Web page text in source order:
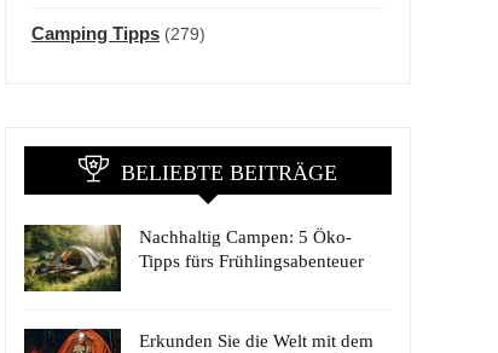
Camping Tipps (279)
BELIEBTE BEITRÄGE
Nachhaltig Campen: 5 Öko-
Tipps fürs Frühlingsabenteuer
Erkunden Sie die Welt mit dem